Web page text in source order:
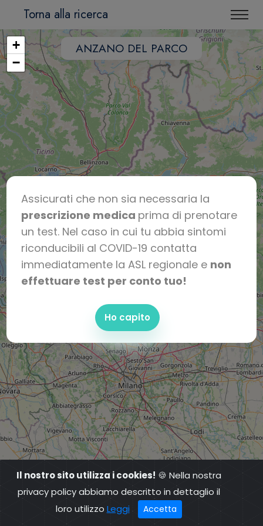
Assicurati che non sia necessaria la
prescrizione medica prima di prenotare
un test. Nel caso in cui tu abbia sintomi
riconducibili al COVID-19 contatta
immediatamente la ASL regionale e non
effettuare test per conto tuo!
Ho capito
Torna alla ricerca
ANZANO DEL PARCO
+
−
Il nostro sito utilizza i cookies! 🍪 Nella nostra
privacy policy abbiamo descritto in dettaglio il
loro utilizzo Leggi Accetta